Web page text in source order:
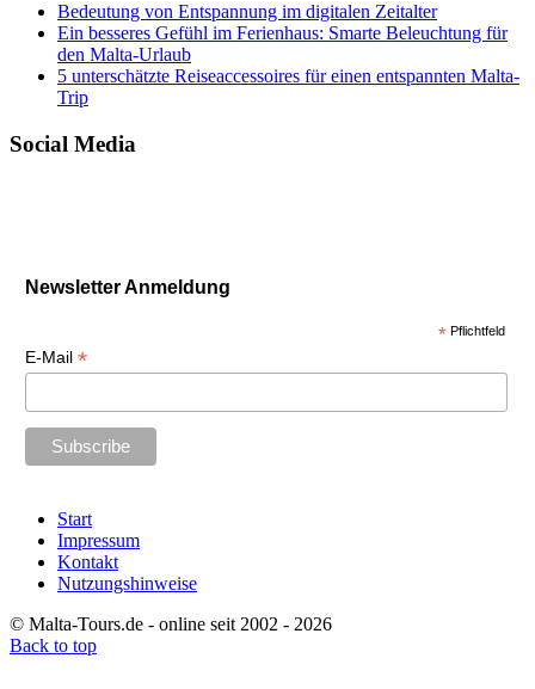
Bedeutung von Entspannung im digitalen Zeitalter
Ein besseres Gefühl im Ferienhaus: Smarte Beleuchtung für
den Malta-Urlaub
5 unterschätzte Reiseaccessoires für einen entspannten Malta-
Trip
Social Media
Newsletter Anmeldung
* Pflichtfeld
E-Mail *
Start
Impressum
Kontakt
Nutzungshinweise
© Malta-Tours.de - online seit 2002 - 2026
Back to top